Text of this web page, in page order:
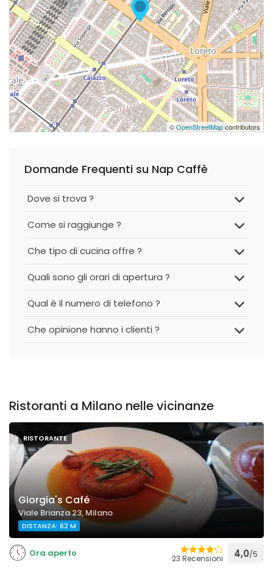
©OpenStreetMapcontributors
Domande Frequenti su Nap Caffè
Dove si trova ?
Come si raggiunge ?
Che tipo di cucina offre ?
Quali sono gli orari di apertura ?
Qual è il numero di telefono ?
Che opinione hanno i clienti ?
Ristoranti a Milano nelle vicinanze
RISTORANTE
Giorgia's Café
Viale Brianza 23, Milano
DISTANZA: 62 M
Ora aperto 23 Recensioni 4,0/5